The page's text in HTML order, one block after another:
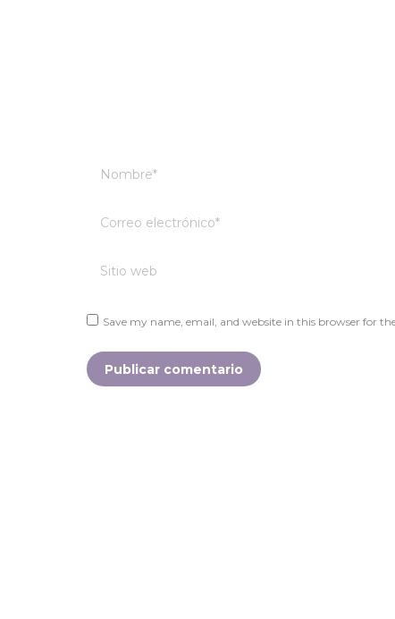
Nombre *
Correo electrónico *
Sitio web
Save my name, email, and website in this browser for
Publicar comentario